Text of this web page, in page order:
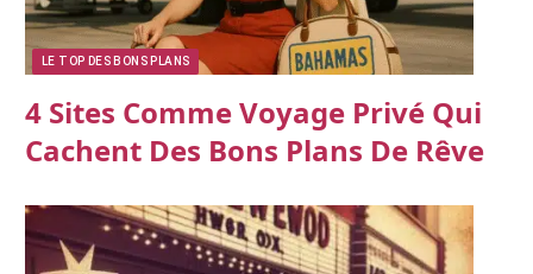
LE TOP DES BONS PLANS
4 Sites Comme Voyage Privé Qui
Cachent Des Bons Plans De Rêve